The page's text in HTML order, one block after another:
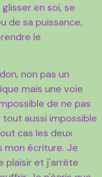
en soi, se
de sa puissance,
le
non pas un
mais une voie
de ne pas
aussi impossible
cas les deux
mon écriture. Je
plaisir et j'arrête